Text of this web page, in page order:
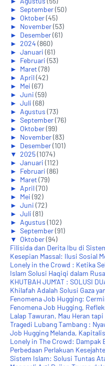
► September(50)
► Oktober(45)
► November(53)
► Desember(61)
► 2024 (860)
► Januari (61)
► Februari (53)
► Maret(78)
► April(42)
► Mei (67)
► Juni (59)
► Juli (68)
► Agustus (73)
► September(76)
► Oktober(99)
► November(83)
► Desember(101)
▼ 2025(1074)
► Januari (112)
► Februari (86)
► Maret(79)
► April(70)
► Mei (92)
► Juni (72)
► Juli (81)
► Agustus (102)
► September(91)
▼ Oktober(94)
Filisida dan Derita Ibu di
Kesepian Massal: Ilusi Sosial
Lonely in the Crowd : Ketika
Islam Solusi Haqiqi dalam
KHUTBAH JUM'AT : SOLUSI
Khilafah Adalah Solusi Gaza
Fenomena Job Hugging:
Fenomena Job Hugging,
Lalap Tawuran, Mau Heran
Tragedi Lubang Tambang :
Job Hugging Melanda,
Lonely in The Crowd: Dampak
Perbedaan Perlakuan
Sistem Islam: Solusi Tuntas